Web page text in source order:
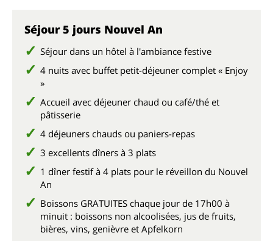
Séjour 5 jours Nouvel An
Séjour dans un hôtel à l'ambiance festive
4 nuits avec buffet petit-déjeuner complet « Enjoy
»
Accueil avec déjeuner chaud ou café/thé et
pâtisserie
4 déjeuners chauds ou paniers-repas
3 excellents dîners à 3 plats
1 dîner festif à 4 plats pour le réveillon du Nouvel
An
Boissons GRATUITES chaque jour de 17h00 à
minuit : boissons non alcoolisées, jus de fruits,
bières, vins, genièvre et Apfelkorn